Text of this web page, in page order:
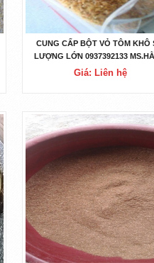
CUNG CẤP BỘT VỎ TÔM KHÔ
LƯỢNG LỚN 0937392133
Giá: Liên hệ